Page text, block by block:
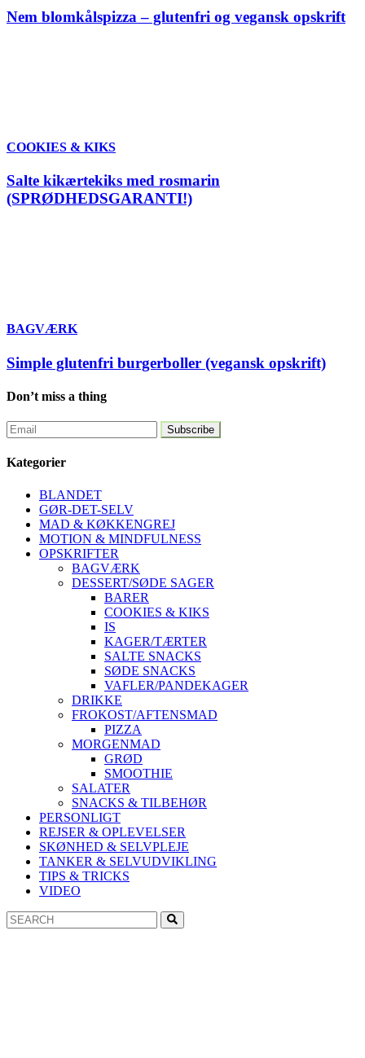
Nem blomkålspizza – glutenfri og vegansk opskrift
COOKIES & KIKS
Salte kikærtekiks med rosmarin
(SPRØDHEDSGARANTI!)
BAGVÆRK
Simple glutenfri burgerboller (vegansk opskrift)
Don’t miss a thing
Kategorier
BLANDET
GØR-DET-SELV
MAD & KØKKENGREJ
MOTION & MINDFULNESS
OPSKRIFTER
BAGVÆRK
DESSERT/SØDE SAGER
BARER
COOKIES & KIKS
IS
KAGER/TÆRTER
SALTE SNACKS
SØDE SNACKS
VAFLER/PANDEKAGER
DRIKKE
FROKOST/AFTENSMAD
PIZZA
MORGENMAD
GRØD
SMOOTHIE
SALATER
SNACKS & TILBEHØR
PERSONLIGT
REJSER & OPLEVELSER
SKØNHED & SELVPLEJE
TANKER & SELVUDVIKLING
TIPS & TRICKS
VIDEO
Search
for: